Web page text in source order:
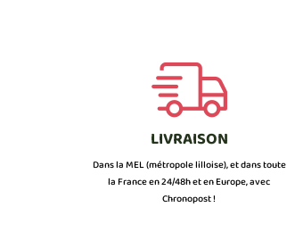
LIVRAISON
Dans la MEL (métropole lilloise), et dans toute
la France en 24/48h et en Europe, avec
Chronopost !